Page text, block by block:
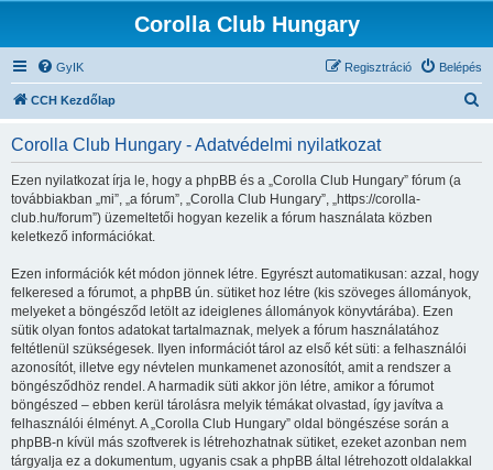
Corolla Club Hungary
GyIK Belépés
Regisztráció
CCH Kezdőlap
Corolla Club Hungary - Adatvédelmi nyilatkozat
Ezen nyilatkozat írja le, hogy a phpBB és a „Corolla Club Hungary” fórum (a
továbbiakban „mi”, „a fórum”, „Corolla Club Hungary”, „https://corolla-
club.hu/forum”) üzemeltetői hogyan kezelik a fórum használata közben
keletkező információkat.
Ezen információk két módon jönnek létre. Egyrészt automatikusan: azzal, hogy
felkeresed a fórumot, a phpBB ún. sütiket hoz létre (kis szöveges állományok,
melyeket a böngésződ letölt az ideiglenes állományok könyvtárába). Ezen
sütik olyan fontos adatokat tartalmaznak, melyek a fórum használatához
feltétlenül szükségesek. Ilyen információt tárol az első két süti: a felhasználói
azonosítót, illetve egy névtelen munkamenet azonosítót, amit a rendszer a
böngésződhöz rendel. A harmadik süti akkor jön létre, amikor a fórumot
böngészed – ebben kerül tárolásra melyik témákat olvastad, így javítva a
felhasználói élményt. A „Corolla Club Hungary” oldal böngészése során a
phpBB-n kívül más szoftverek is létrehozhatnak sütiket, ezeket azonban nem
tárgyalja ez a dokumentum, ugyanis csak a phpBB által létrehozott oldalakkal